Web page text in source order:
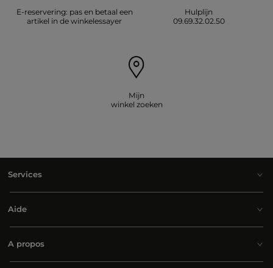
E-reservering: pas en betaal een
artikel in de winkelessayer
Hulplijn
09.69.32.02.50
Mijn
winkel zoeken
Services
Aide
A propos